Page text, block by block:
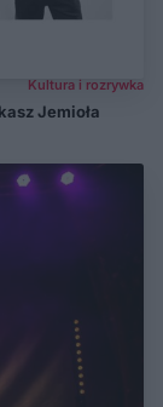
Kultura i rozrywka
Jemioła